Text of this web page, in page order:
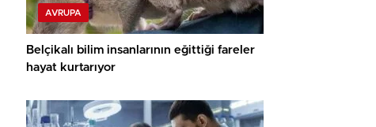
AVRUPA
Belçikalı bilim insanlarının eğittiği fareler
hayat kurtarıyor